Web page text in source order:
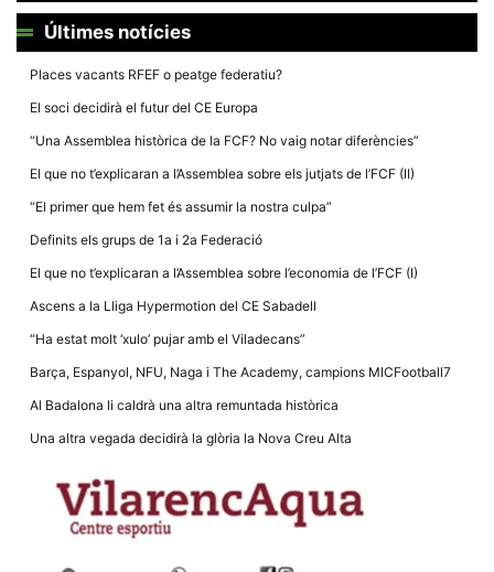
Últimes notícies
Places vacants RFEF o peatge federatiu?
El soci decidirà el futur del CE Europa
“Una Assemblea històrica de la FCF? No vaig notar diferències”
El que no t’explicaran a l’Assemblea sobre els jutjats de l’FCF (II)
“El primer que hem fet és assumir la nostra culpa”
Definits els grups de 1a i 2a Federació
El que no t’explicaran a l’Assemblea sobre l’economia de l’FCF (I)
Ascens a la Lliga Hypermotion del CE Sabadell
“Ha estat molt ‘xulo’ pujar amb el Viladecans”
Barça, Espanyol, NFU, Naga i The Academy, campions MICFootball7
Al Badalona li caldrà una altra remuntada històrica
Una altra vegada decidirà la glòria la Nova Creu Alta
cookies no
opcionals,
necessàries
web.
Recopilem
dades
estadístiques
anònima d'ús
i la seva
estructura.